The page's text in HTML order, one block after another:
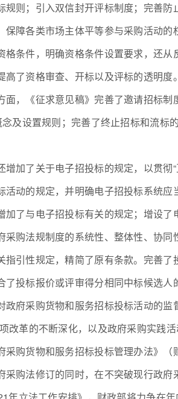
规则；引入双信封开评标制度；完善
障各类市场主体平等参与采购活动的
格条件，明确资格条件设置要求，还
高了资格审查、开标以及评标的透明度
，《征求意见稿》完善了邀请招标制
念及设置规则；完善了终止招标和流
了关于电子招投标的规定，以贯彻“
活动的规定，并明确电子招投标系统
加了与电子招投标有关的规定；增设
购法规制度的系统性、整体性、协同
指引性规定，精简了原有条款。完善
了投标报价或评审得分相同中标候选人
府采购货物和服务招标投标活动的监
改革的不断深化，以及政府采购实践
采购货物和服务招标投标管理办法》
采购法修订的同时，在不突破现行政